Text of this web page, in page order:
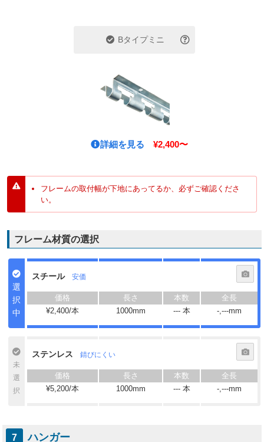
Bタイプミニ
¥2,400〜
詳細を見る
フレームの取付幅が下地にあってるか、必ずご確認くださ
い。
フレーム材質の選択
選
択
中
スチール 安価
¥2,400/本 1000mm ---本 -,---mm
未
選
択
ステンレス 錆びにくい
¥5,200/本 1000mm ---本 -,---mm
7 ハンガー